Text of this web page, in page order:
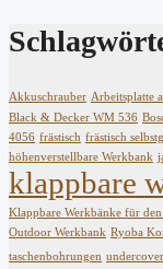
Akkuschrauber Arbeitsplatte
Black & Decker WM 536
4056 frästisch frästisch
höhenverstellbare Werkbank
klappbare
Klappbare Werkbänke für
Outdoor Werkbank Ryoba
taschenbohrungen